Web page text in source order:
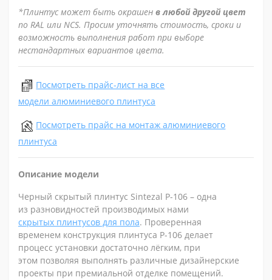
*Плинтус может быть окрашен в любой другой цвет
по RAL или NCS. Просим уточнять стоимость, сроки и
возможность выполнения работ при выборе
нестандартных вариантов цвета.
Посмотреть прайс-лист на все
модели алюминиевого плинтуса
Посмотреть прайс на монтаж алюминиевого
плинтуса
Описание модели
Черный скрытый плинтус Sintezal P-106 – одна
из разновидностей производимых нами
скрытых плинтусов для пола. Проверенная
временем конструкция плинтуса P-106 делает
процесс установки достаточно лёгким, при
этом позволяя выполнять различные дизайнерские
проекты при премиальной отделке помещений.